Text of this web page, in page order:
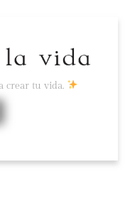
crear tu vida.